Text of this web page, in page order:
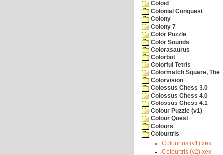
Coloid
Colonial Conquest
Colony
Colony 7
Color Puzzle
Color Sounds
Colorasaurus
Colorbot
Colorful Tetris
Colormatch Square, The
Colorvision
Colossus Chess 3.0
Colossus Chess 4.0
Colossus Chess 4.1
Colour Puzzle (v1)
Colour Quest
Colours
Colourtris
Colourtris (v1).xex
Colourtris (v2).xex